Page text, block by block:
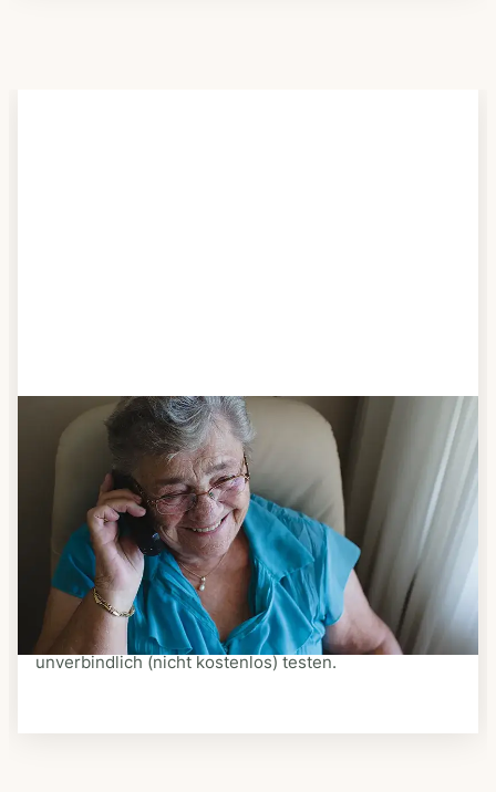
Schritt 3
Bestellen & liefern lassen
Suchen Sie sich aus dem Speiseplan Ihres Anbieters
aus, was Ihnen schmeckt. Bestellen Sie telefonisch,
schriftlich oder im Online-Shop Ihres Anbieters.
Ein Kurier liefert Ihnen das bestellte Essen zum
vereinbarten Zeitpunkt nach Hause. Bei vielen
Anbietern können Sie Essen auf Rädern auch
unverbindlich (nicht kostenlos) testen.